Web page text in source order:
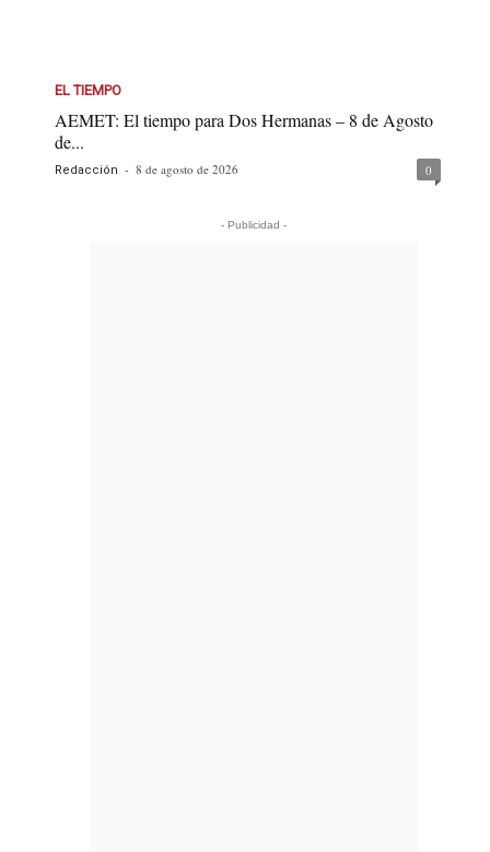
EL TIEMPO
AEMET: El tiempo para Dos Hermanas – 8 de Agosto
de...
Redacción - 8 de agosto de 2026 0
- Publicidad -